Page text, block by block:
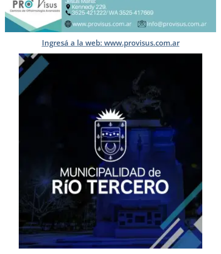
Ingresá a la web: www.provisus.com.ar